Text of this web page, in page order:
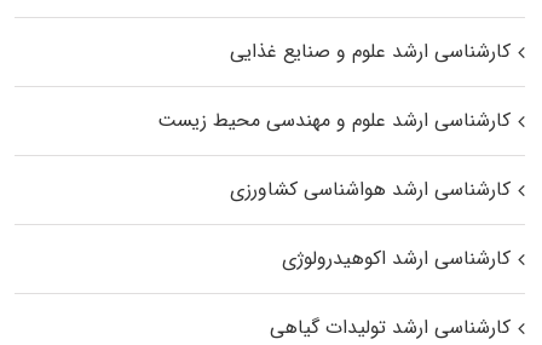
کارشناسی ارشد علوم و صنایع غذایی
کارشناسی ارشد علوم و مهندسی محیط زیست
کارشناسی ارشد هواشناسی کشاورزی
کارشناسی ارشد اکوهیدرولوژی
کارشناسی ارشد تولیدات گیاهی